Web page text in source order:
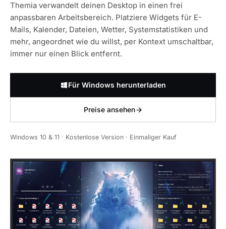
Themia verwandelt deinen Desktop in einen frei
anpassbaren Arbeitsbereich. Platziere Widgets für E-
Mails, Kalender, Dateien, Wetter, Systemstatistiken und
mehr, angeordnet wie du willst, per Kontext umschaltbar,
immer nur einen Blick entfernt.
Für Windows herunterladen
Preise ansehen
Windows 10 & 11 · Kostenlose Version · Einmaliger Kauf